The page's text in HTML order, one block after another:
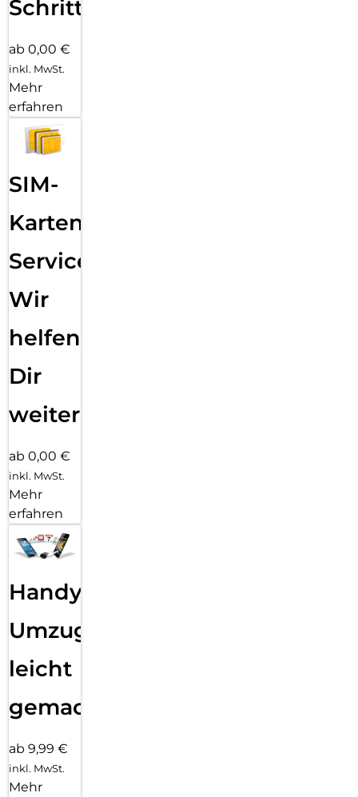
Schritten
ab 0,00 €
inkl. MwSt.
Mehr
erfahren
SIM-
Karten
Service:
Wir
helfen
Dir
weiter
ab 0,00 €
inkl. MwSt.
Mehr
erfahren
Handy
Umzug
leicht
gemacht!
ab 9,99 €
inkl. MwSt.
Mehr